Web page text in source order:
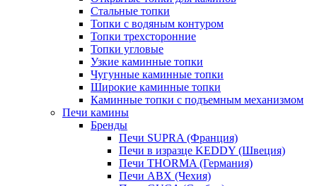
Стальные топки
Топки с водяным контуром
Топки трехсторонние
Топки угловые
Узкие каминные топки
Чугунные каминные топки
Широкие каминные топки
Каминные топки с подъемным механизмом
Печи камины
Бренды
Печи SUPRA (Франция)
Печи в изразце KEDDY (Швеция)
Печи THORMA (Германия)
Печи ABX (Чехия)